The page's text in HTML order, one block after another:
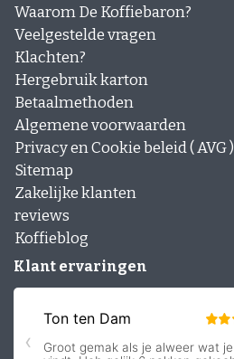
Waarom De Koffiebaron?
Veelgestelde vragen
Klachten?
Hergebruik karton
Betaalmethoden
Algemene voorwaarden
Privacy en Cookie beleid ( AVG )
Sitemap
Zakelijke klanten
reviews
Koffieblog
Klant ervaringen